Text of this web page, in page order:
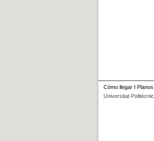
Cómo llegar I Planos
Universitat